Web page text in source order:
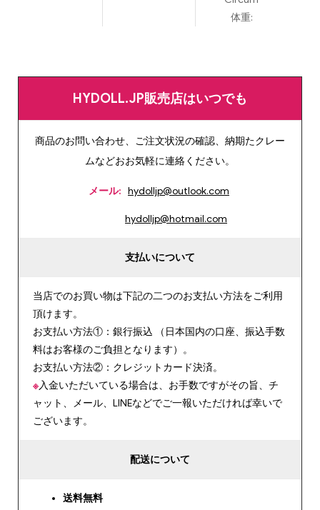
体重:
HYDOLL.JP販売店はいつでも
商品のお問い合わせ、ご注文状況の確認、納期たクレー
ムなどおお気軽に連絡ください。
メール: hydolljp@outlook.com
hydolljp@hotmail.com
支払いについて
当店でのお買い物は下記の二つのお支払い方法をご利用
頂けます。
お支払い方法①：銀行振込 （日本国内の口座、振込手数
料はお客様のご負担となります）。
お支払い方法②：クレジットカード決済。
※入金いただいている場合は、お手数ですがその旨、チ
ャット、メール、LINEなどでご一報いただければ幸いで
ございます。
配送について
送料無料